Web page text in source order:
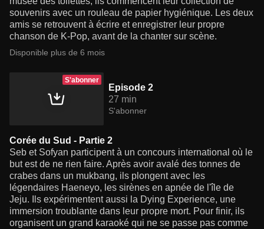
souvenirs avec un rouleau de papier hygiénique. Les deux
amis se retrouvent à écrire et enregistrer leur propre
chanson de K-Pop, avant de la chanter sur scène.
Disponible plus de 6 mois
S'abonner
Episode 2
27 min
S'abonner
Corée du Sud - Partie 2
Seb et Sofyan participent à un concours international où le
but est de ne rien faire. Après avoir avalé des tonnes de
crabes dans un mukbang, ils plongent avec les
légendaires Haeneyo, les sirènes en apnée de l'île de
Jeju. Ils expérimentent aussi la Dying Experience, une
immersion troublante dans leur propre mort. Pour finir, ils
organisent un grand karaoké qui ne se passe pas comme